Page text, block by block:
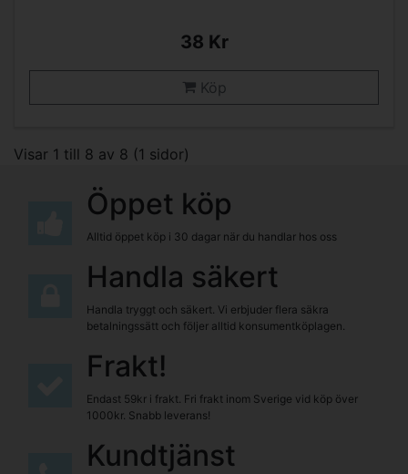
38 Kr
Köp
Visar 1 till 8 av 8 (1 sidor)
Öppet köp
Alltid öppet köp i 30 dagar när du handlar hos oss
Handla säkert
Handla tryggt och säkert. Vi erbjuder flera säkra
betalningssätt och följer alltid konsumentköplagen.
Frakt!
Endast 59kr i frakt. Fri frakt inom Sverige vid köp över
1000kr. Snabb leverans!
Kundtjänst